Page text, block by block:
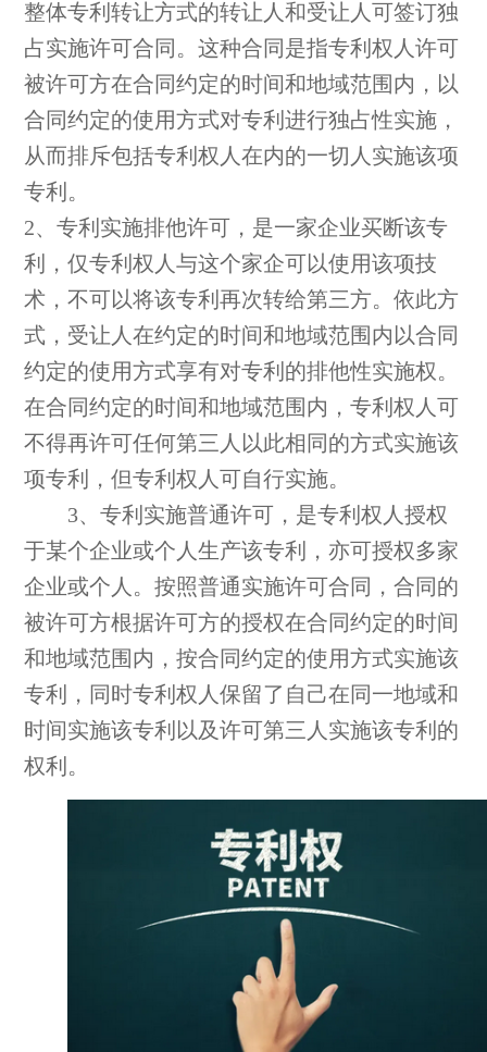
整体专利转让方式的转让人和受让人可签订独
占实施许可合同。这种合同是指专利权人许可
被许可方在合同约定的时间和地域范围内，以
合同约定的使用方式对专利进行独占性实施，
从而排斥包括专利权人在内的一切人实施该项
专利。
2、专利实施排他许可，是一家企业买断该专
利，仅专利权人与这个家企可以使用该项技
术，不可以将该专利再次转给第三方。依此方
式，受让人在约定的时间和地域范围内以合同
约定的使用方式享有对专利的排他性实施权。
在合同约定的时间和地域范围内，专利权人可
不得再许可任何第三人以此相同的方式实施该
项专利，但专利权人可自行实施。
3、专利实施普通许可，是专利权人授权
于某个企业或个人生产该专利，亦可授权多家
企业或个人。按照普通实施许可合同，合同的
被许可方根据许可方的授权在合同约定的时间
和地域范围内，按合同约定的使用方式实施该
专利，同时专利权人保留了自己在同一地域和
时间实施该专利以及许可第三人实施该专利的
权利。